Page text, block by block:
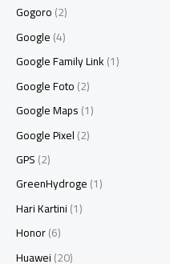
Gogoro(2)
Google(4)
Google Family Link(1)
Google Foto(2)
Google Maps(1)
Google Pixel(2)
GPS(2)
GreenHydroge(1)
Hari Kartini(1)
Honor(6)
Huawei(20)